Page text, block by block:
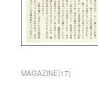
MAGAZINE(17)